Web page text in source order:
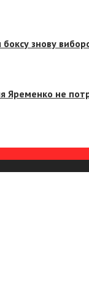
боксу знову
Яременко не